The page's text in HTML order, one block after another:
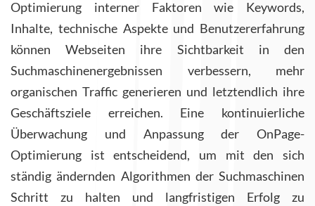
Optimierung interner Faktoren wie Keywords,
Inhalte, technische Aspekte und Benutzererfahrung
können Webseiten ihre Sichtbarkeit in den
Suchmaschinenergebnissen verbessern, mehr
organischen Traffic generieren und letztendlich ihre
Geschäftsziele erreichen. Eine kontinuierliche
Überwachung und Anpassung der OnPage-
Optimierung ist entscheidend, um mit den sich
ständig ändernden Algorithmen der Suchmaschinen
Schritt zu halten und langfristigen Erfolg zu